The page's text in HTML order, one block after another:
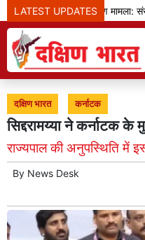
LATEST UPDATES
प्रधानमंत्री का भाषण मामला:
दक्षिण भारत कर्नाटक
सिद्दरामय्या ने कर्नाटक के
राज्यपाल की अनुपस्थिति में
By News Desk